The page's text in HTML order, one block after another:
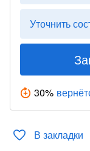
Уточнить
30%
В закладки